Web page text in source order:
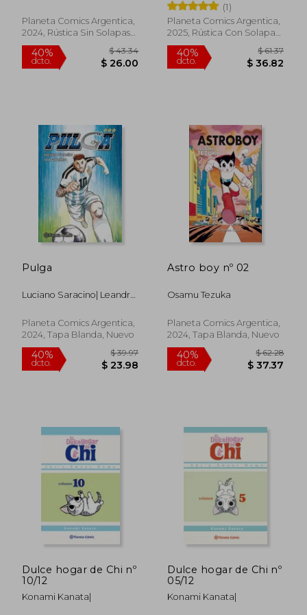
40% 40%
Planeta Comics Argentica,
2024, Rústica Sin Solapas
Con S/cub., Nuevo
(1)
Planeta Comics Argentica,
2025, Rústica Con Solapas,
Nuevo
Pulga
Luciano Saracino| Leandro
Planeta Comics Argentica,
2024, Tapa Blanda, Nuevo
Astro boy nº 02
Osamu Tezuka
Planeta Comics Argentica,
2024, Tapa Blanda, Nuevo
Dulce hogar de Chi nº
10/12
Konami Kanata|
Dulce hogar de Chi nº
05/12
Konami Kanata|